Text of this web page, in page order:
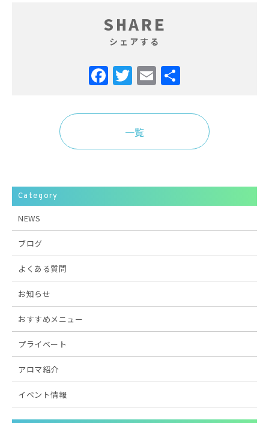
SHARE
シェアする
Facebook
Twitter
Email
一覧
Category
NEWS
ブログ
よくある質問
お知らせ
おすすめメニュー
プライベート
アロマ紹介
イベント情報